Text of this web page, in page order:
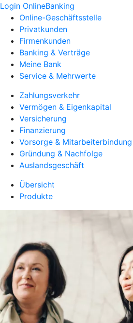
Login OnlineBanking
Online-Geschäftsstelle
Privatkunden
Firmenkunden
Banking & Verträge
Meine Bank
Service & Mehrwerte
Zahlungsverkehr
Vermögen & Eigenkapital
Versicherung
Finanzierung
Vorsorge & Mitarbeiterbindung
Gründung & Nachfolge
Auslandsgeschäft
Übersicht
Produkte